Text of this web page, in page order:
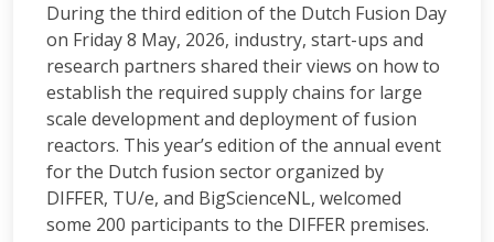
During the third edition of the Dutch Fusion Day
on Friday 8 May, 2026, industry, start-ups and
research partners shared their views on how to
establish the required supply chains for large
scale development and deployment of fusion
reactors. This year’s edition of the annual event
for the Dutch fusion sector organized by
DIFFER, TU/e, and BigScienceNL, welcomed
some 200 participants to the DIFFER premises.